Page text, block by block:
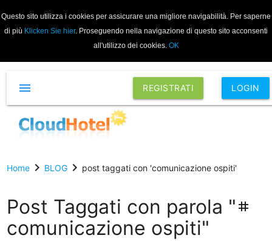
Questo sito utilizza i cookies per assicurare una migliore navigabilità. Per saperne
di più Klicken Sie hier. Proseguendo nella navigazione di questo sito acconsenti
all'utilizzo dei cookies. OK
REGISTRATI LOGIN
menu
Homechevron_right BLOGchevron_right post taggati con 'comunicazione ospiti'
Post Taggati con parola " tag
comunicazione ospiti"